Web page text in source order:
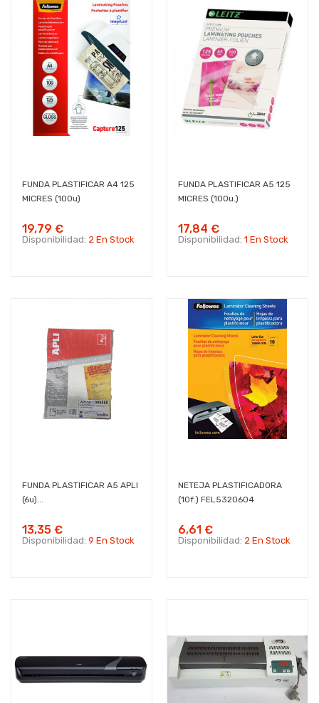
FUNDA PLASTIFICAR A4 125
MICRES (100u)
19,79 €
Disponibilidad: 2 En Stock
FUNDA PLASTIFICAR A5 125
MICRES (100u.)
17,84 €
Disponibilidad: 1 En Stock
FUNDA PLASTIFICAR A5 APLI
(6u)...
13,35 €
Disponibilidad: 9 En Stock
NETEJA PLASTIFICADORA
(10f.) FEL5320604
6,61 €
Disponibilidad: 2 En Stock